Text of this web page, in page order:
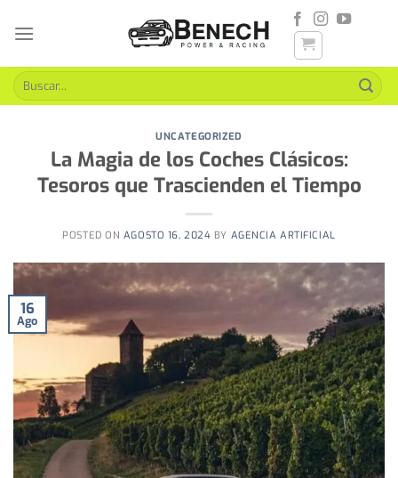
Buscar
por:
UNCATEGORIZED
La Magia de los Coches Clásicos:
Tesoros que Trascienden el Tiempo
POSTED ON AGOSTO 16, 2024 BY AGENCIA ARTIFICIAL
16
Ago